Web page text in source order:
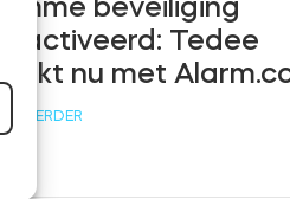
Slimme beveiliging
geactiveerd: Tedee
werkt nu met
VERDER